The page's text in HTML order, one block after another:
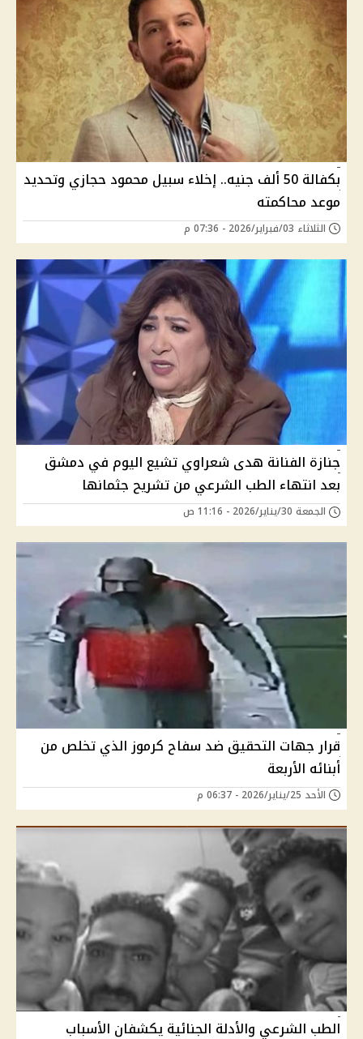
بكفالة 50 ألف جنيه.. إخلاء سبيل محمود حجازي وتحديد
موعد محاكمته
الثلاثاء 03/فبراير/2026 - 07:36 م
جنازة الفنانة هدى شعراوي تشيع اليوم في دمشق
بعد انتهاء الطب الشرعي من تشريح جثمانها
الجمعة 30/يناير/2026 - 11:16 ص
قرار جهات التحقيق ضد سفاح كرموز الذي تخلص من
أبنائه الأربعة
الأحد 25/يناير/2026 - 06:37 م
الطب الشرعي والأدلة الجنائية يكشفان الأسباب